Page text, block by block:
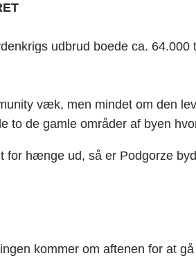
udbrud boede ca.
væk, men mindet om den
to de gamle områder af byen
for hænge ud, så er Podgorze
kommer om aftenen for at